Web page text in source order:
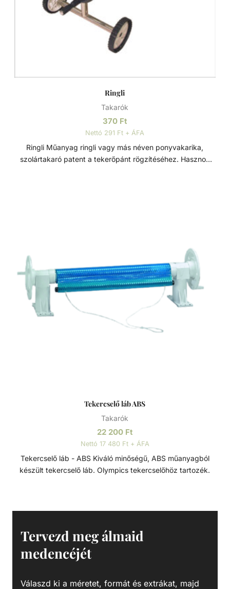
Ringli
Takarók
370 Ft
Nettó 291 Ft + ÁFA
Ringli Műanyag ringli vagy más néven ponyvakarika,
szolártakaró patent a tekerőpánt rögzítéséhez. Hasznos
Tekercselő láb ABS
Takarók
22 200 Ft
Nettó 17 480 Ft + ÁFA
Tekercselő láb - ABS Kiváló minőségű, ABS műanyagból
készült tekercselő láb. Olympics tekercselőhöz tartozék.
Tervezd meg álmaid
medencéjét
Válaszd ki a méretet, formát és extrákat, majd